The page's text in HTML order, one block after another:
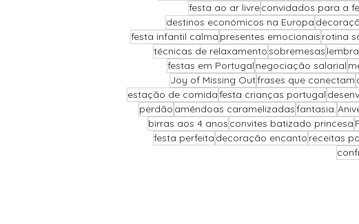
festa ao ar livreconvidados para a
destinos económicos na Europa
festa infantil calma presentes emocionais rotina
técnicas de relaxamentosobremesas
festas em Portugal negociação salarial
Joy of Missing Outfrases que conectam
estação de comidafesta crianças portugal
perdão amêndoas caramelizadasfantasia.
birras aos 4 anos convites batizado princesa
festa perfeita decoração encanto receitas